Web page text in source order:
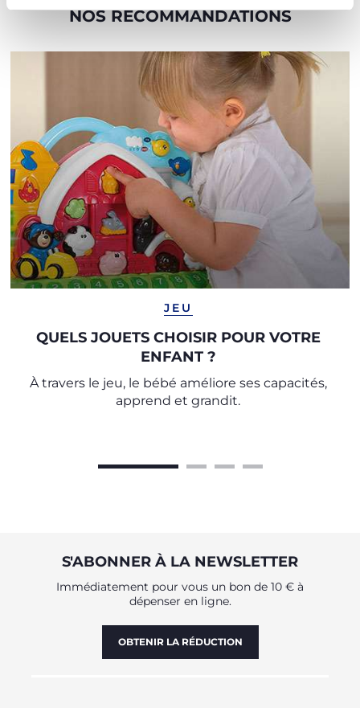
NOS RECOMMANDATIONS
JEU
QUELS JOUETS CHOISIR POUR VOTRE
ENFANT ?
À travers le jeu, le bébé améliore ses capacités,
apprend et grandit.
S'ABONNER À LA NEWSLETTER
Immédiatement pour vous un bon de 10 € à
dépenser en ligne.
OBTENIR LA RÉDUCTION